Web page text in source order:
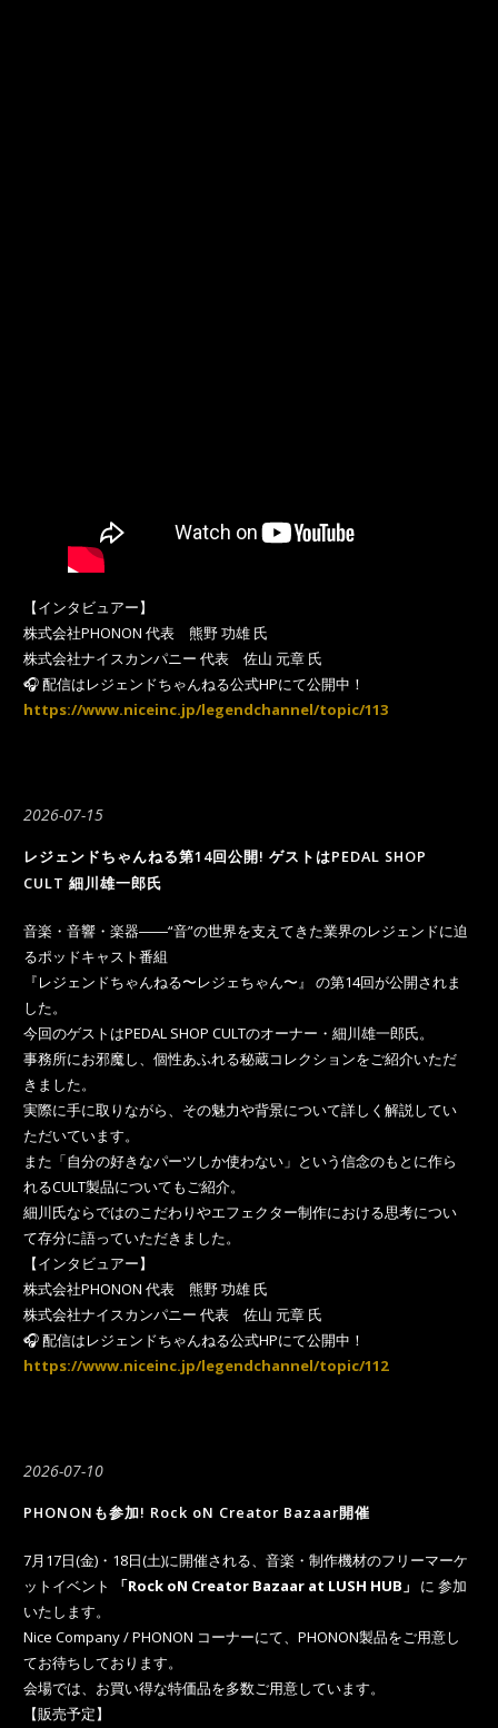
【インタビュアー】
株式会社PHONON 代表 熊野 功雄 氏
株式会社ナイスカンパニー 代表 佐山 元章 氏
🎧 配信はレジェンドちゃんねる公式HPにて公開中！
https://www.niceinc.jp/legendchannel/topic/113
2026-07-15
レジェンドちゃんねる第14回公開! ゲストはPEDAL SHOP
CULT 細川雄一郎氏
音楽・音響・楽器――“音”の世界を支えてきた業界のレジェンドに迫
るポッドキャスト番組
『レジェンドちゃんねる〜レジェちゃん〜』 の第14回が公開されま
した。
今回のゲストはPEDAL SHOP CULTのオーナー・細川雄一郎氏。
事務所にお邪魔し、個性あふれる秘蔵コレクションをご紹介いただ
きました。
実際に手に取りながら、その魅力や背景について詳しく解説してい
ただいています。
また「自分の好きなパーツしか使わない」という信念のもとに作ら
れるCULT製品についてもご紹介。
細川氏ならではのこだわりやエフェクター制作における思考につい
て存分に語っていただきました。
【インタビュアー】
株式会社PHONON 代表 熊野 功雄 氏
株式会社ナイスカンパニー 代表 佐山 元章 氏
🎧 配信はレジェンドちゃんねる公式HPにて公開中！
https://www.niceinc.jp/legendchannel/topic/112
2026-07-10
PHONONも参加! Rock oN Creator Bazaar開催
7月17日(金)・18日(土)に開催される、音楽・制作機材のフリーマーケ
ットイベント
「Rock oN Creator Bazaar at LUSH HUB」
に 参加
いたします。
Nice Company / PHONON コーナーにて、PHONON製品をご用意し
てお待ちしております。
会場では、お買い得な特価品を多数ご用意しています。
【販売予定】